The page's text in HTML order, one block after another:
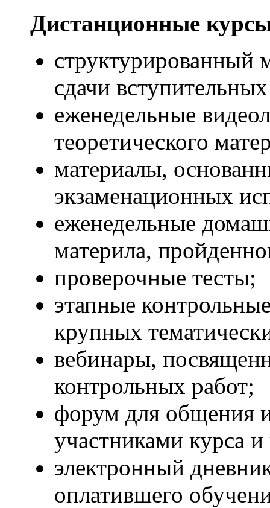
Дистанционные
структурированный
сдачи
еженедельные
теоретического
материалы,
экзаменационных
еженедельные
материла,
проверочные тесты;
этапные
крупных
вебинары,
контрольных работ;
форум для общения
участниками курса
электронный
оплатившего